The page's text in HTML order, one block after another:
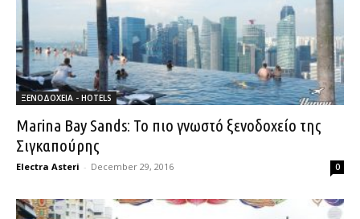
ΞΕΝΟΔΟΧΕΙΑ - HOTELS
Marina Bay Sands: Το πιο γνωστό ξενοδοχείο της
Σιγκαπούρης
Electra Asteri - December 29, 2016 0